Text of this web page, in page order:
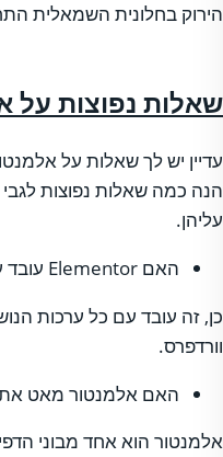
הירוק בחלונית השמאלית
שאלות נפוצות על
עדיין יש לך שאלות על
הנה כמה שאלות נפוצות
עליהן.
האם Elementor עובד עם כל ערכות הנושא?
כן, זה עובד עם כל ערכות
וורדפרס.
האם אלמנטור מאט
אלמנטור הוא אחד מבוני